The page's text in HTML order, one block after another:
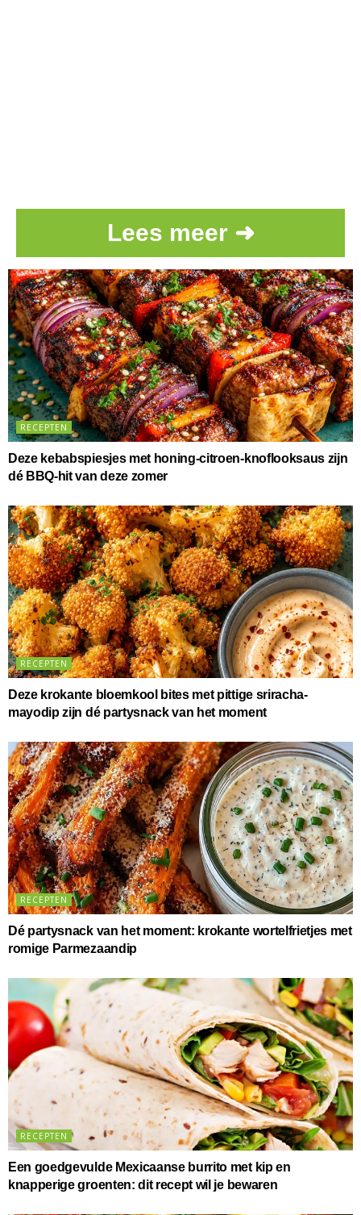
Lees meer ➜
RECEPTEN
Deze kebabspiesjes met honing-citroen-knoflooksaus zijn
dé BBQ-hit van deze zomer
RECEPTEN
Deze krokante bloemkool bites met pittige sriracha-
mayodip zijn dé partysnack van het moment
RECEPTEN
Dé partysnack van het moment: krokante wortelfrietjes met
romige Parmezaandip
RECEPTEN
Een goedgevulde Mexicaanse burrito met kip en
knapperige groenten: dit recept wil je bewaren